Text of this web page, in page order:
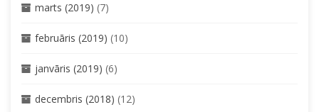
marts (2019) (7)
februāris (2019) (10)
janvāris (2019) (6)
decembris (2018) (12)